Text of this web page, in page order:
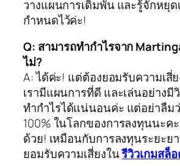
วางแผนการเดิมพัน และรู้จักหยุด
กำหนดไว้ค่ะ!
Q: สามารถทำกำไรจาก
ไม่?
A: ได้ค่ะ! แต่ต้องยอมรับความเสี่
เรามีแผนการที่ดี และเล่นอย่างมี
ทำกำไรได้แน่นอนค่ะ แต่อย่าลืม
100% ในโลกของการลงทุนนะคะ
ด้วย! เหมือนกับการลงทุนระยะย
ยอมรับความเสี่ยงในรีวิวเกมสล็